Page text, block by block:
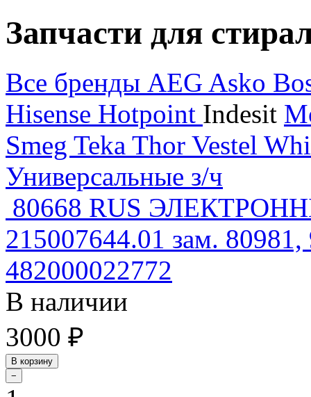
Запчасти для
Все бренды AEG Asko
Hisense Hotpoint Indesit
Smeg Teka Thor Vestel
Универсальные з/ч
80668 RUS
215007644.01 зам.
482000022772
В наличии
3000 ₽
В корзину
−